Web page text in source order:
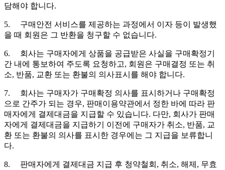
담해야 합니다.
5. 구매안전 서비스를 제공하는 과정에서 이자 등이 발생했
을 때 회원은 그 반환을 청구할 수 없습니다.
6. 회사는 구매자에게 상품을 공급받은 사실을 구매확정기
간 내에 통보하여 주도록 요청하고, 회원은 구매결정 또는 취
소, 반품, 교환 또는 환불의 의사표시를 해야 합니다.
7. 회사는 구매자가 구매확정 의사를 표시하거나 구매확정
으로 간주가 되는 경우, 판매이용약관에서 정한 바에 따라 판
매자에게 결제대금을 지급할 수 있습니다. 다만, 회사가 판매
자에게 결제대금을 지급하기 이전에 구매자가 취소, 반품, 교
환 또는 환불의 의사를 표시한 경우에는 그 지급을 보류합니
다.
8. 판매자에게 결제대금 지급 후 청약철회, 취소, 해제, 무효